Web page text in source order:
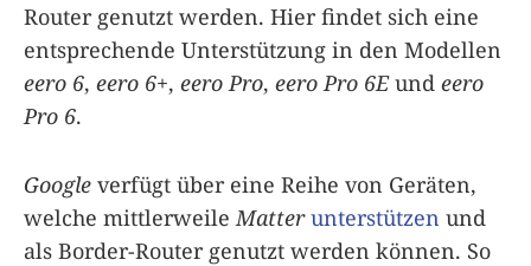
Router genutzt werden. Hier findet sich eine
entsprechende Unterstützung in den Modellen
eero 6, eero 6+, eero Pro, eero Pro 6Eund eero
Pro 6.
Google verfügt über eine Reihe von Geräten,
welche mittlerweile Matter unterstützen und
als Border-Router genutzt werden können. So